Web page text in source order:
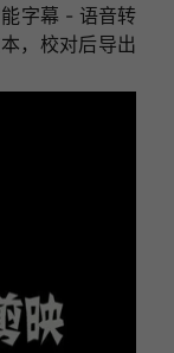
字幕 - 语音转
，校对后导出